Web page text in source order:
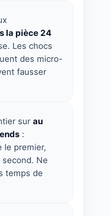
la pièce 24
Les chocs
des micro-
fausser
sur au
:
le premier,
Ne
temps de